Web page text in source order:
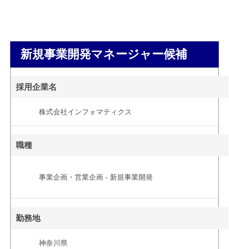
新規事業開発マネージャー候補
採用企業名
株式会社インフォマティクス
職種
事業企画・営業企画 - 新規事業開発
勤務地
神奈川県